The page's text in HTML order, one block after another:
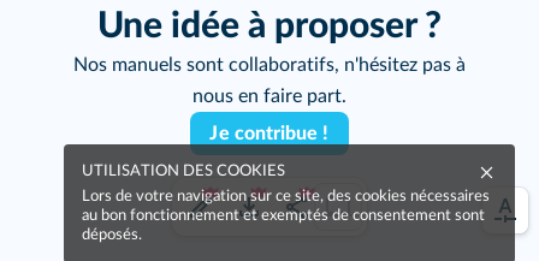
Une idée à proposer ?
Nos manuels sont collaboratifs, n'hésitez pas à
nous en faire part.
Je contribue !
UTILISATION DES COOKIES
Lors de votre navigation sur ce site, des cookies nécessaires
au bon fonctionnement et exemptés de consentement sont
déposés.